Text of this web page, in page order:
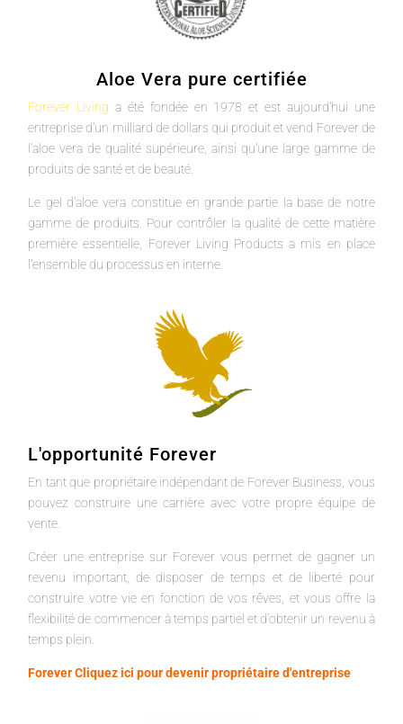
Aloe Vera pure certifiée
Forever Living a été fondée en 1978 et est aujourd'hui une
entreprise d'un milliard de dollars qui produit et vend Forever de
l'aloe vera de qualité supérieure, ainsi qu'une large gamme de
produits de santé et de beauté.
Le gel d'aloe vera constitue en grande partie la base de notre
gamme de produits. Pour contrôler la qualité de cette matière
première essentielle, Forever Living Products a mis en place
l'ensemble du processus en interne.
L'opportunité Forever
En tant que propriétaire indépendant de Forever Business, vous
pouvez construire une carrière avec votre propre équipe de
vente.
Créer une entreprise sur Forever vous permet de gagner un
revenu important, de disposer de temps et de liberté pour
construire votre vie en fonction de vos rêves, et vous offre la
flexibilité de commencer à temps partiel et d'obtenir un revenu à
temps plein.
Forever Cliquez ici pour devenir propriétaire d'entreprise